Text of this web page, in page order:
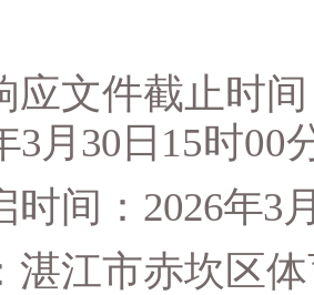
应文件截止时
3月 30 日 15时00
时间 ： 2026年3
湛江市赤坎区